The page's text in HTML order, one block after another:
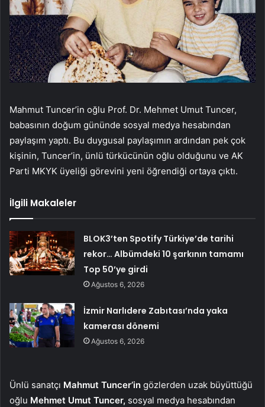
Mahmut Tuncer’in oğlu Prof. Dr. Mehmet Umut Tuncer,
babasının doğum gününde sosyal medya hesabından
paylaşım yaptı. Bu duygusal paylaşımın ardından pek çok
kişinin, Tuncer’in, ünlü türkücünün oğlu olduğunu ve AK
Parti MKYK üyeliği görevini yeni öğrendiği ortaya çıktı.
İlgili Makaleler
BLOK3’ten Spotify Türkiye’de tarihi
rekor… Albümdeki 10 şarkının tamamı
Top 50’ye girdi
Ağustos 6, 2026
İzmir Narlıdere Zabıtası’nda yaka
kamerası dönemi
Ağustos 6, 2026
Ünlü sanatçı Mahmut Tuncer’in gözlerden uzak büyüttüğü
oğlu Mehmet Umut Tuncer, sosyal medya hesabından